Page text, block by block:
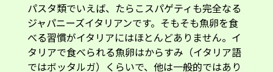
パスタ類でいえば、たらこスパゲティも完全なる
ジャパニーズイタリアンです。そもそも魚卵を食
べる習慣がイタリアにはほとんどありません。イ
タリアで食べられる魚卵はからすみ（イタリア語
ではボッタルガ）くらいで、他は一般的ではあり